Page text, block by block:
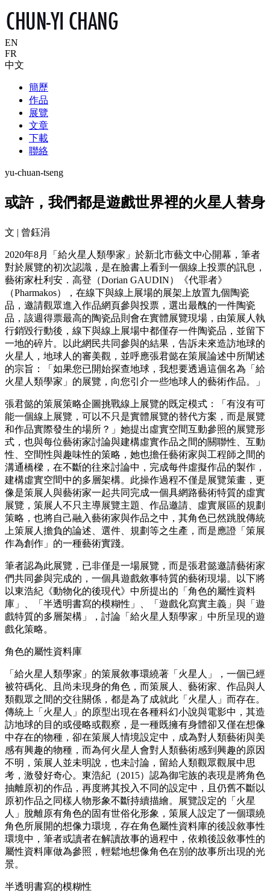
EN
FR
中文
簡歷
作品
展覽
文章
下載
聯絡
yu-chuan-tseng
或許，我們都是遊戲世界裡的火星人替身
文 | 曾鈺涓
2020年8月「給火星人類學家」於新北市藝文中心開幕，筆者
對於展覽的初次認識，是在臉書上看到一個線上投票的訊息，
藝術家杜利安．高登（Dorian GAUDIN）《代罪者》
（Pharmakos），在線下與線上展場的展架上放置九個陶瓷
品，邀請觀眾進入作品網頁參與投票，選出最醜的一件陶瓷
品，該週得票最高的陶瓷品則會在實體展覽現場，由策展人執
行銷毀行動後，線下與線上展場中都僅存一件陶瓷品，並留下
一地的碎片。以此網民共同參與的結果，告訴未來造訪地球的
火星人，地球人的審美觀，並呼應張君懿在策展論述中所闡述
的宗旨：「如果您已開始探查地球，我想要透過這個名為「給
火星人類學家」的展覽，向您引介一些地球人的藝術作品。」
張君懿的策展策略企圖挑戰線上展覽的既定模式：「有沒有可
能一個線上展覽，可以不只是實體展覽的替代方案，而是展覽
和作品實際發生的場所？」她提出虛實空間互動參照的展覽形
式，也與每位藝術家討論與建構虛實作品之間的關聯性、互動
性、空間性與趣味性的策略，她也擔任藝術家與工程師之間的
溝通橋樑，在不斷的往來討論中，完成每件虛擬作品的製作，
建構虛實空間中的多層架構。此操作過程不僅是展覽策畫，更
像是策展人與藝術家一起共同完成一個具網路藝術特質的虛實
展覽，策展人不只主導展覽主題、作品邀請、虛實展區的規劃
策略，也將自己融入藝術家與作品之中，其角色已然跳脫傳統
上策展人擔負的論述、選件、規劃等之生產，而是應證「策展
作為創作」的一種藝術實踐。
筆者認為此展覽，已非僅是一場展覽，而是張君懿邀請藝術家
們共同參與完成的，一個具遊戲敘事特質的藝術現場。以下將
以東浩紀《動物化的後現代》中所提出的「角色的屬性資料
庫」、「半透明書寫的模糊性」、「遊戲化寫實主義」與「遊
戲特質的多層架構」，討論「給火星人類學家」中所呈現的遊
戲化策略。
角色的屬性資料庫
「給火星人類學家」的策展敘事環繞著「火星人」，一個已經
被符碼化、且尚未現身的角色，而策展人、藝術家、作品與人
類觀眾之間的交往關係，都是為了成就此「火星人」而存在。
傳統上「火星人」的原型出現在各種科幻小說與電影中，其造
訪地球的目的或侵略或觀察，是一種既擁有身體卻又僅在想像
中存在的物種，卻在策展人情境設定中，成為對人類藝術與美
感有興趣的物種，而為何火星人會對人類藝術感到興趣的原因
不明，策展人並未明說，也未討論，留給人類觀眾觀展中思
考，激發好奇心。東浩紀（2015）認為御宅族的表現是將角色
抽離原初的作品，再度將其投入不同的設定中，且仍舊不斷以
原初作品之同樣人物形象不斷持續描繪。展覽設定的「火星
人」脫離原有角色的固有世俗化形象，策展人設定了一個環繞
角色所展開的想像力環境，存在角色屬性資料庫的後設敘事性
環境中，筆者或讀者在解讀故事的過程中，依賴後設敘事性的
屬性資料庫做為參照，輕鬆地想像角色在別的故事所出現的光
景。
半透明書寫的模糊性